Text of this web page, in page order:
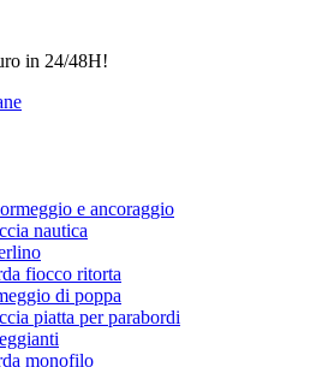
in 24/48H!
e ancoraggio
nautica
fiocco ritorta
di poppa
piatta per parabordi
monofilo